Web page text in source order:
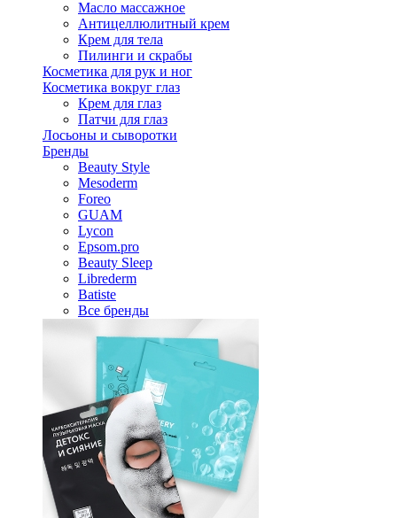
Масло массажное
Антицеллюлитный крем
Крем для тела
Пилинги и скрабы
Косметика для рук и ног
Косметика вокруг глаз
Крем для глаз
Патчи для глаз
Лосьоны и сыворотки
Бренды
Beauty Style
Mesoderm
Foreo
GUAM
Lycon
Epsom.pro
Beauty Sleep
Librederm
Batiste
Все бренды